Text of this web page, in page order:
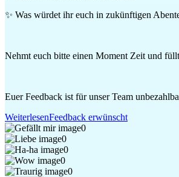
✨ Was würdet ihr euch in zukünftigen
Nehmt euch bitte einen Moment Zeit und
Euer Feedback ist für unser Team
WeiterlesenFeedback erwünscht
0
0
0
0
0